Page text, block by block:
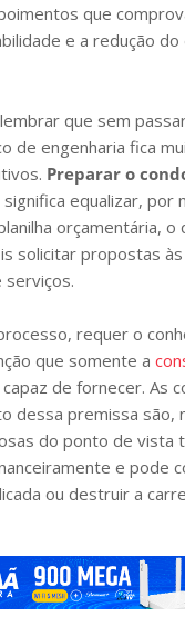
que
e a redução
que sem
de engenharia fica
Preparar o
significa equalizar, por
orçamentária, o
solicitar propostas
requer o
que somente a
de fornecer. As
dessa premissa são,
do ponto de vista
e pode
ou destruir a